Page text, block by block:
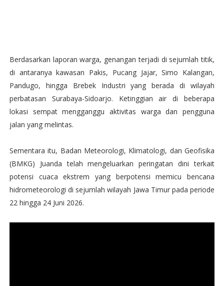
Berdasarkan laporan warga, genangan terjadi di sejumlah titik,
di antaranya kawasan Pakis, Pucang Jajar, Simo Kalangan,
Pandugo, hingga Brebek Industri yang berada di wilayah
perbatasan Surabaya-Sidoarjo. Ketinggian air di beberapa
lokasi sempat mengganggu aktivitas warga dan pengguna
jalan yang melintas.
Sementara itu, Badan Meteorologi, Klimatologi, dan Geofisika
(BMKG) Juanda telah mengeluarkan peringatan dini terkait
potensi cuaca ekstrem yang berpotensi memicu bencana
hidrometeorologi di sejumlah wilayah Jawa Timur pada periode
22 hingga 24 Juni 2026.